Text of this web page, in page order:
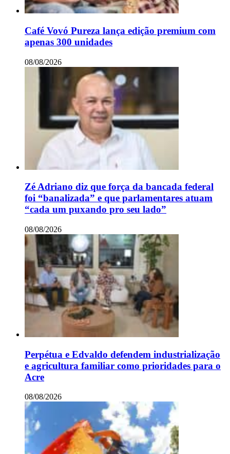
Café Vovó Pureza lança edição premium com
apenas 300 unidades
08/08/2026
Zé Adriano diz que força da bancada federal
foi “banalizada” e que parlamentares atuam
“cada um puxando pro seu lado”
08/08/2026
Perpétua e Edvaldo defendem industrialização
e agricultura familiar como prioridades para o
Acre
08/08/2026